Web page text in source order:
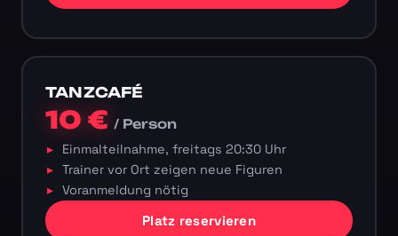
TANZCAFÉ
10 €/ Person
Einmalteilnahme, freitags 20:30 Uhr
Trainer vor Ort zeigen neue Figuren
Voranmeldung nötig
Platz reservieren